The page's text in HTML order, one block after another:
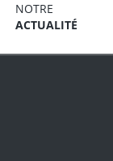
NOTRE
ACTUALITÉ